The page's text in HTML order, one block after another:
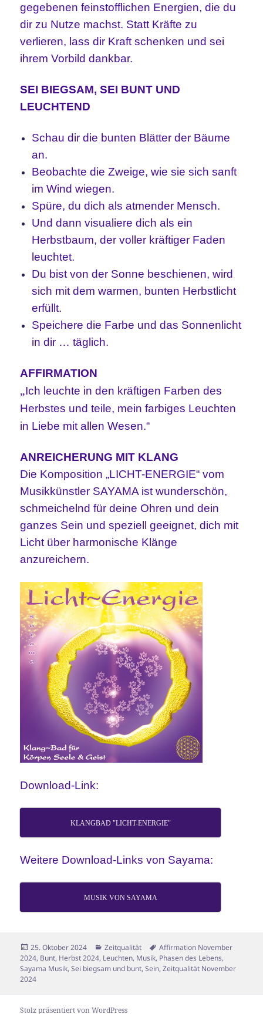
gegebenen feinstofflichen Energien, die du
dir zu Nutze machst. Statt Kräfte zu
verlieren, lass dir Kraft schenken und sei
ihrem Vorbild dankbar.
SEI BIEGSAM, SEI BUNT UND
LEUCHTEND
Schau dir die bunten Blätter der Bäume
an.
Beobachte die Zweige, wie sie sich sanft
im Wind wiegen.
Spüre, du dich als atmender Mensch.
Und dann visualiere dich als ein
Herbstbaum, der voller kräftiger Faden
leuchtet.
Du bist von der Sonne beschienen, wird
sich mit dem warmen, bunten Herbstlicht
erfüllt.
Speichere die Farbe und das Sonnenlicht
in dir … täglich.
AFFIRMATION
„Ich leuchte in den kräftigen Farben des
Herbstes und teile, mein farbiges Leuchten
in Liebe mit allen Wesen.“
ANREICHERUNG MIT KLANG
Die Komposition „LICHT-ENERGIE“ vom
Musikkünstler SAYAMA ist wunderschön,
schmeichelnd für deine Ohren und dein
ganzes Sein und speziell geeignet, dich mit
Licht über harmonische Klänge
anzureichern.
Download-Link:
KLANGBAD "LICHT-ENERGIE"
Weitere Download-Links von Sayama:
MUSIK VON SAYAMA
Veröffentlicht
am
25. Oktober 2024 Kategorien
Zeitqualität Schlagwörter
Affirmation November
2024, Bunt, Herbst 2024, Leuchten, Musik, Phasen des Lebens,
Sayama Musik,Sei biegsam und bunt,Sein,Zeitqualität November
2024
Stolz präsentiert von WordPress